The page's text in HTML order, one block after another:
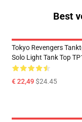
Best
Tokyo Revengers
Solo Light Tank Top
€ 22,49$24.45